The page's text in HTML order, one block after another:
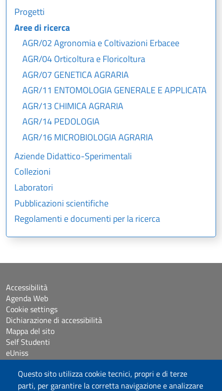
Questo sito utilizza cookie tecnici, propri e di terze
parti, per garantire la corretta navigazione e analizzare
Progetti
Aree di ricerca
AGR/02 Agronomia e Coltivazioni Erbacee
AGR/04 Orticoltura e Floricoltura
AGR/07 GENETICA AGRARIA
AGR/11 ENTOMOLOGIA GENERALE E APPLICATA
AGR/13 CHIMICA AGRARIA
AGR/14 PEDOLOGIA
AGR/16 MICROBIOLOGIA AGRARIA
Aziende Didattico-Sperimentali
Collezioni
Laboratori
Pubblicazioni scientifiche
Regolamenti e documenti per la ricerca
Accessibilità
Agenda Web
Cookie settings
Dichiarazione di accessibilità
Mappa del sito
Self Studenti
eUniss
Bandi